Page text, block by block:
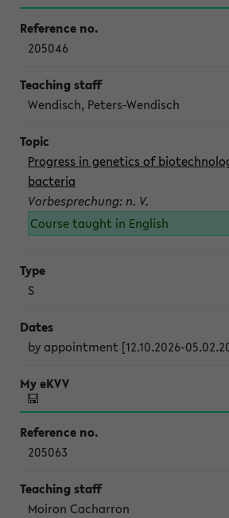
205046
Wendisch, Peters-Wendisch
Progress in genetics of
bacteria
Vorbesprechung: n. V.
Course taught in English
S
by appointment [12.10.2026-
205063
Moiron Cacharron